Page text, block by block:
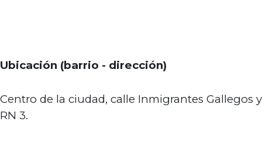
Ubicación (barrio - dirección)
Centro de la ciudad, calle Inmigrantes Gallegos y
RN 3.